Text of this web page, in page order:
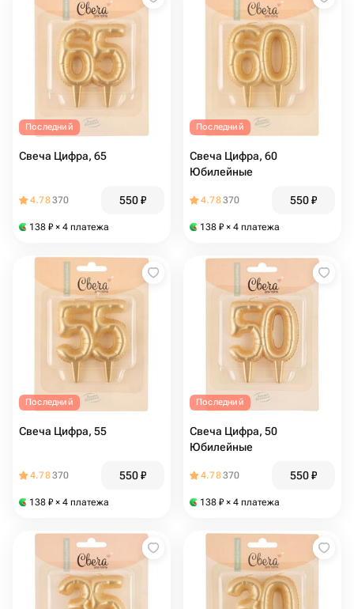
Последний
Свеча Цифра, 65
4.78370 550₽
138 ₽ × 4 платежа
Последний
Свеча Цифра, 60
Юбилейные
4.78370 550₽
138 ₽ × 4 платежа
Последний
Свеча Цифра, 55
4.78370 550₽
138 ₽ × 4 платежа
Последний
Свеча Цифра, 50
Юбилейные
4.78370 550₽
138 ₽ × 4 платежа